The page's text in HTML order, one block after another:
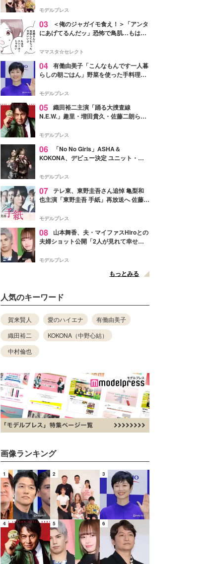
よ！」
モデルプレス
03
＜俺のジャガイモ食え！＞「アンタ
にあげてるんだッ」恐怖で鳥肌…もはや
ママスタ☆セレクト
04 有働由美子「こんなもんです一人暮
らしの朝ごはん」野菜を使った手料理公
そう」と反響
モデルプレス
05 織田裕二主演「踊る大捜査線
N.E.W.」趣里・増田貴久・佐藤二朗ら新
徴する“謎のキーワード”も
モデルプレス
06
「No No Girls」ASHA＆
KOKONA、デビュー決定 ユニット・
リリースへ
モデルプレス
07 テレ東、東野圭吾さん追悼 亀梨和
也主演「東野圭吾 手紙」再放送へ 佐藤隆
モデルプレス
08
山本舞香、夫・マイファスHiroとの
夫婦ショット公開「2人が見れて幸せ」
モデルプレス
もっとみる
人気のキーワード
賀来賢人 愛のハイエナ
有働由美子
織田裕二
KOKONA（中野心結）
中村倫也
画像ランキング
1 2 3
4 5 6